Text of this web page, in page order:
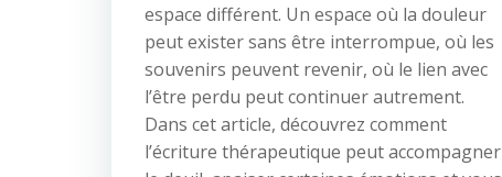
espace différent. Un espace où la douleur
peut exister sans être interrompue, où les
souvenirs peuvent revenir, où le lien avec
l’être perdu peut continuer autrement.
Dans cet article, découvrez comment
l’écriture thérapeutique peut accompagner